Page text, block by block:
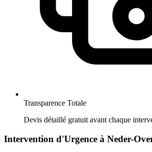
Transparence Totale
Devis détaillé gratuit avant chaque
Intervention d'Urgence à Neder-